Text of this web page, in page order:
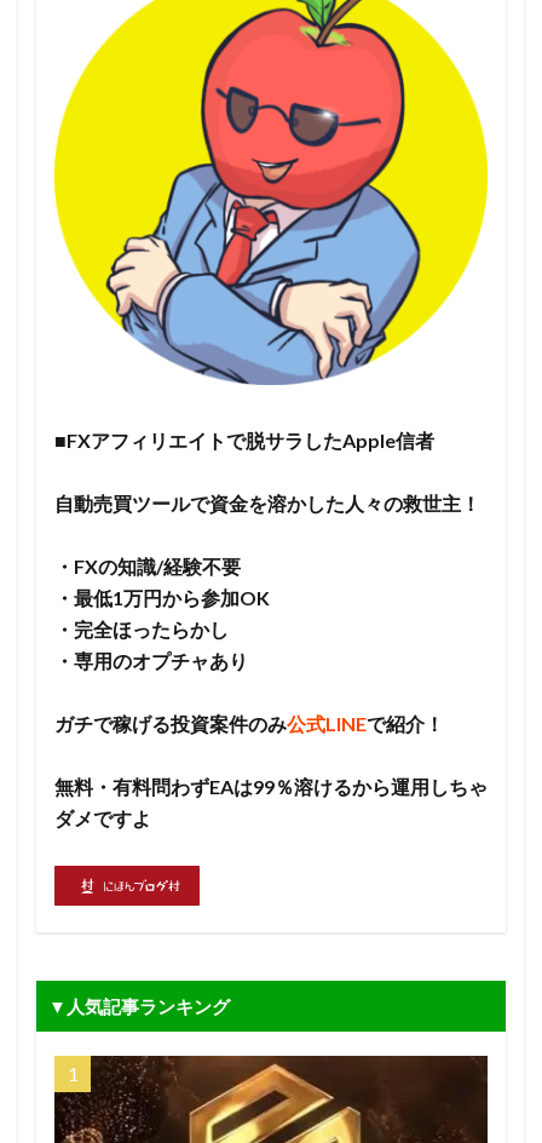
■FXアフィリエイトで脱サラしたApple信者
自動売買ツールで資金を溶かした人々の救世主！
・FXの知識/経験不要
・最低1万円から参加OK
・完全ほったらかし
・専用のオプチャあり
ガチで稼げる投資案件のみ公式LINEで紹介！
無料・有料問わずEAは99％溶けるから運用しちゃ
ダメですよ
▼人気記事ランキング